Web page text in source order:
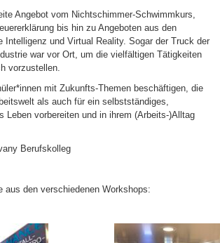
Angebot vom Nichtschimmer-Schwimmkurs,
bis hin zu Angeboten aus den
Intelligenz und Virtual Reality. Sogar der Truck der
war vor Ort, um die vielfältigen Tätigkeiten
vorzustellen.
mit Zukunfts-Themen beschäftigen, die
als auch für ein selbstständiges,
Leben vorbereiten und in ihrem (Arbeits-)Alltag
Berufskolleg
aus den verschiedenen Workshops: